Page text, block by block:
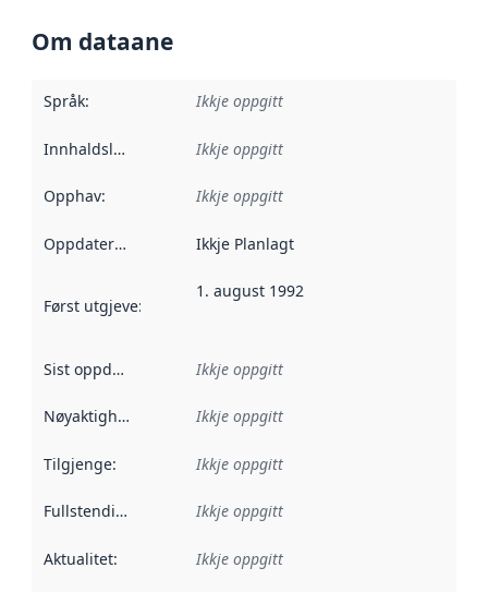
Om dataane
Språk: Ikkje oppgitt
Innhaldsleverandørar :
Ikkje oppgitt
Opphav: Ikkje oppgitt
Oppdateringsfrekvens :
Ikkje Planlagt
Først utgjeve: Denne datoen seier når dataa i dette
1. august 1992
Sist oppdatert Ikkje oppgitt
Nøyaktigheit Ikkje oppgitt
Tilgjenge: Ikkje oppgitt
Fullstendigheit Ikkje oppgitt
Aktualitet: Ikkje oppgitt